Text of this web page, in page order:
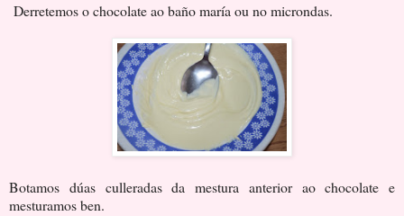
Derretemos o chocolate ao baño maría ou no microndas.
Botamos dúas culleradas da mestura anterior ao chocolate e
mesturamos ben.